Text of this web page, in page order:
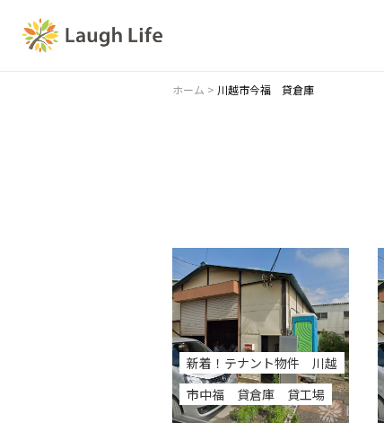
ホーム > 川越市今福 貸倉庫
新着！テナント物件 川越
市中福 貸倉庫 貸工場